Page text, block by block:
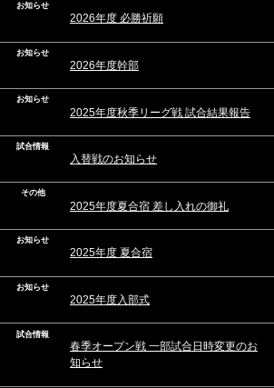
お知らせ
2026年度 必勝祈願
お知らせ
2026年度幹部
お知らせ
2025年度秋季リーグ戦 試合結果報告
試合情報
入替戦のお知らせ
その他
2025年度夏合宿 差し入れの御礼
お知らせ
2025年度 夏合宿
お知らせ
2025年度入部式
試合情報
春季オープン戦 一部試合日時変更のお
知らせ